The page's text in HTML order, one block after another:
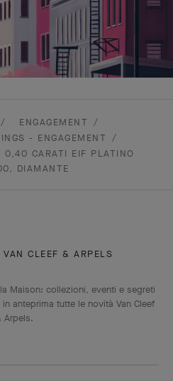
ENGAGEMENT
- ENGAGEMENT
0,40 CARATI EIF PLATINO
DIAMANTE
CLEEF & ARPELS
Maison: collezioni, eventi e segreti
anteprima tutte le novità Van Cleef
Arpels.